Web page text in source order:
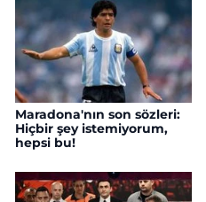
Maradona'nın son sözleri:
Hiçbir şey istemiyorum,
hepsi bu!